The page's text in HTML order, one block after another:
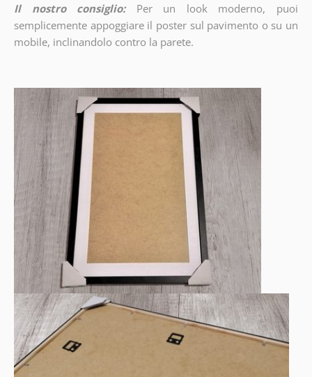
Il nostro consiglio:
Per un look moderno, puoi
semplicemente appoggiare il poster sul pavimento o su un
mobile, inclinandolo contro la parete.